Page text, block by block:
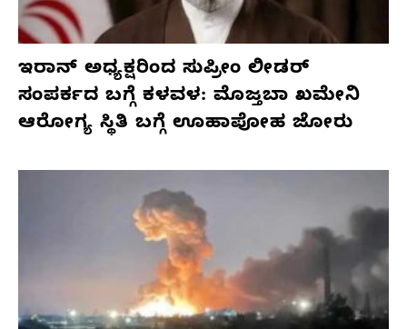
ಇರಾನ್ ಅಧ್ಯಕ್ಷರಿಂದ ಸುಪ್ರೀಂ ಲೀಡರ್
ಸಂಪರ್ಕದ ಬಗ್ಗೆ ಕಳವಳ: ಮೊಜ್ತಬಾ ಖಮೇನಿ
ಆರೋಗ್ಯ ಸ್ಥಿತಿ ಬಗ್ಗೆ ಊಹಾಪೋಹ ಜೋರು